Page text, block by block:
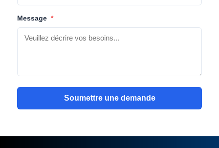
Message *
Soumettre une demande